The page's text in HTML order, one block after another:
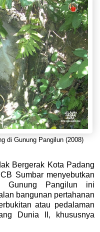
di Gunung Pangilun (2008)
Bergerak Kota Padang
Sumbar menyebutkan
Gunung Pangilun ini
bangunan pertahanan
atau pedalaman
Dunia II, khususnya